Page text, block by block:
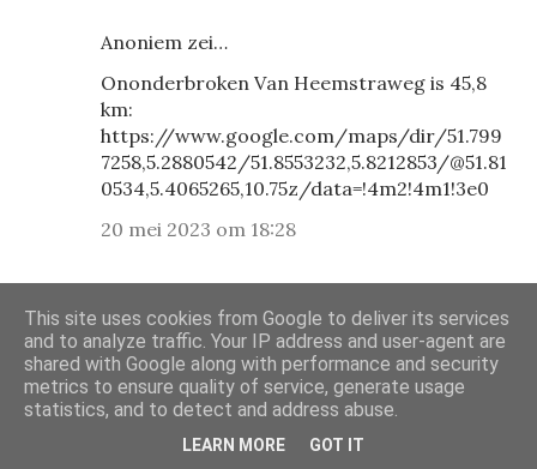
Anoniem zei…
Ononderbroken Van Heemstraweg is 45,8
km:
https://www.google.com/maps/dir/51.799
7258,5.2880542/51.8553232,5.8212853/@51.81
0534,5.4065265,10.75z/data=!4m2!4m1!3e0
20 mei 2023 om 18:28
Heel mooi @Anoniem, maar de route waar
je naar verwijst leidt niet van begin tot eind
over de Van Heemstraweg.
22 mei 2023 om 11:21
This site uses cookies from Google to deliver its services
and to analyze traffic. Your IP address and user-agent are
shared with Google along with performance and security
metrics to ensure quality of service, generate usage
statistics, and to detect and address abuse.
LEARN MORE GOT IT